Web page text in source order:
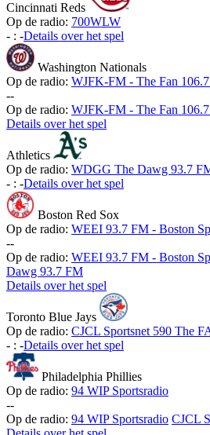
Cincinnati Reds
Op de radio: 700WLW
- : -Details over het spel
Washington Nationals
Op de radio: WJFK-FM - The Fan
--
Op de radio: WJFK-FM - The Fan
Details over het spel
Athletics
Op de radio: WDGG The Dawg 93.7
- : -Details over het spel
Boston Red Sox
Op de radio: WEEI 93.7 FM - Boston
--
Op de radio: WEEI 93.7 FM - Boston
Dawg 93.7 FM
Details over het spel
Toronto Blue Jays
Op de radio: CJCL Sportsnet 590 The
- : -Details over het spel
Philadelphia Phillies
Op de radio: 94 WIP Sportsradio
--
Op de radio: 94 WIP Sportsradio CJCL